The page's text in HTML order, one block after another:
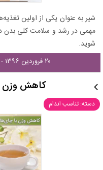
شیر به عنوان یکی از اولین
مهمی در رشد و سلامت کلی بدن
شوید.
۲۰ فروردین ۱۳۹۶ - ۱۳:۱۱
کاهش وزن
دسته: تناسب اندام